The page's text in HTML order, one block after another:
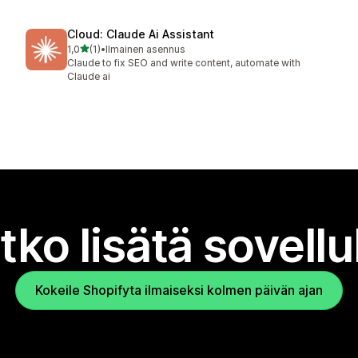
Cloud: Claude Ai Assistant
1,0/ 5 tähteä
(1)
1 arvostelua yhteensä
•Ilmainen asennus
Claude to fix SEO and write content, automate with
Claude ai
lisätä
Kokeile Shopifyta ilmaiseksi kolmen päivän ajan